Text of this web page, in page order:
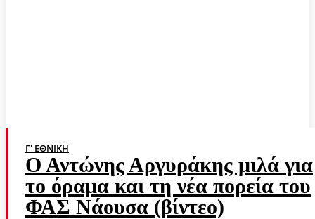
Γ' ΕΘΝΙΚΉ
Ο Αντώνης Αργυράκης μιλά για
το όραμα και τη νέα πορεία του
ΦΑΣ Νάουσα (βίντεο)